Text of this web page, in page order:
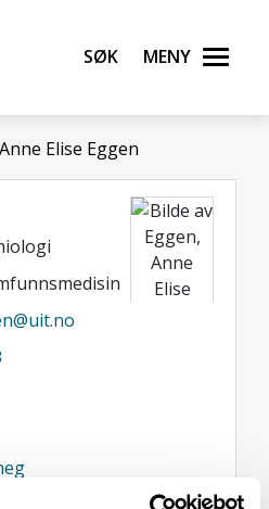
universitet
Søk Meny
Anne Elise Eggen